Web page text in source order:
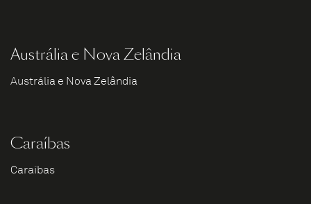
Austrália e Nova Zelândia
Austrália e Nova Zelândia
Caraíbas
Caraíbas